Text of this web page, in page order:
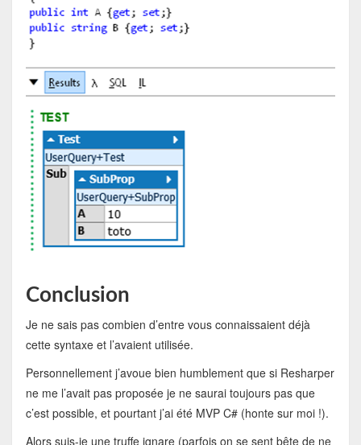
Conclusion
Je ne sais pas combien d’entre vous connaissaient déjà
cette syntaxe et l’avaient utilisée.
Personnellement j’avoue bien humblement que si Resharper
ne me l’avait pas proposée je ne saurai toujours pas que
c’est possible, et pourtant j’ai été MVP C# (honte sur moi !).
Alors suis-je une truffe ignare (parfois on se sent bête de ne